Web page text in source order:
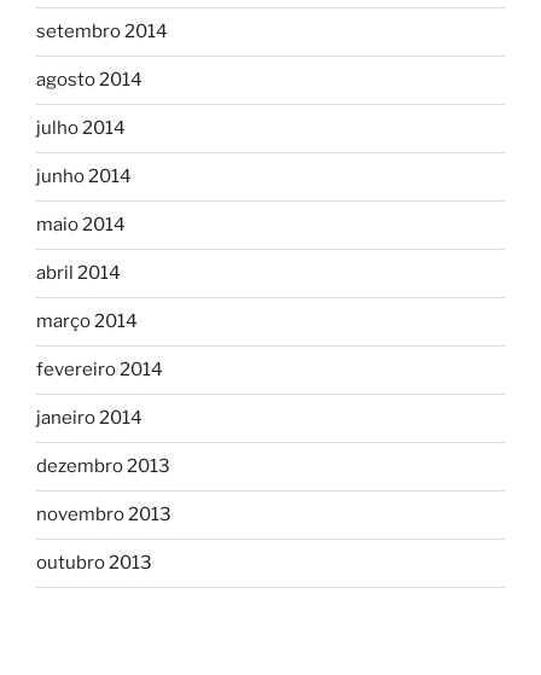
setembro 2014
agosto 2014
julho 2014
junho 2014
maio 2014
abril 2014
março 2014
fevereiro 2014
janeiro 2014
dezembro 2013
novembro 2013
outubro 2013